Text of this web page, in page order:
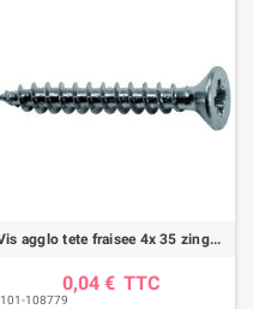
Vis agglo tete fraisee 4x 35 zingue (boite de 400)
0,04 € TTC
101-108779